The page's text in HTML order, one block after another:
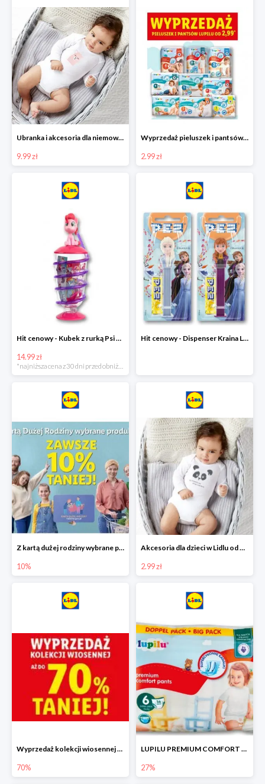
Ubranka i akcesoria dla niemowląt w Lidlu od 9,99 zł
9.99 zł
Wyprzedaż pieluszek i pantsów LUPILU od 2,99 zł
2.99 zł
Hit cenowy - Kubek z rurką Psi Patrol, PONY, Minionki, Peppa
14.99 zł
Hit cenowy - Dispenser Kraina Lodu
Z kartą dużej rodziny wybrane produkty w Lidlu -10%
10%
Akcesoria dla dzieci w Lidlu od 2,99 zł
2.99 zł
Wyprzedaż kolekcji wiosennej w Lidlu do -70%
70%
LUPILU PREMIUM COMFORT Pantsy, rozmiar 5 lub 6, gigapaka -27%
27%